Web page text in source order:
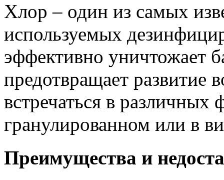
Хлор – один из самых
используемых
эффективно уничтожает
предотвращает развитие
встречаться в
гранулированном или в
Преимущества и